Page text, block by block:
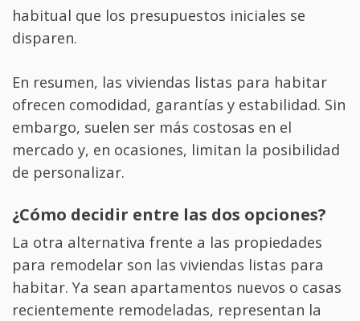
habitual que los presupuestos iniciales se
disparen.
En resumen, las viviendas listas para habitar
ofrecen comodidad, garantías y estabilidad. Sin
embargo, suelen ser más costosas en el
mercado y, en ocasiones, limitan la posibilidad
de personalizar.
¿Cómo decidir entre las dos opciones?
La otra alternativa frente a las propiedades
para remodelar son las viviendas listas para
habitar. Ya sean apartamentos nuevos o casas
recientemente remodeladas, representan la